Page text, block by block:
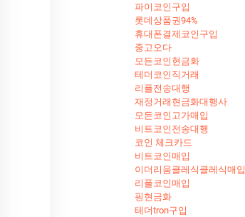
파이코인구입
롯데상품권94%
휴대폰결제코인구입
중고오다
모든코인현금화
테더코인직거래
리플전송대행
재정거래현금화대행사
모든코인고가매입
비트코인전송대행
코인 체크카드
비트코인매입
이더리움클레식클레식매입
리플코인매입
핑현금화
테더tron구입